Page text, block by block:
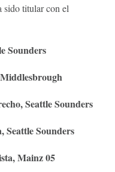
sido titular con el
Sounders
Seattle Sounders
Seattle Sounders
Mainz 05